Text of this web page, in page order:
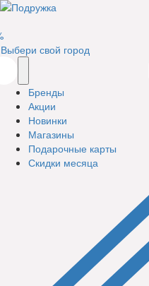
Выбери свой город
Бренды
Акции
Новинки
Магазины
Подарочные карты
Скидки месяца